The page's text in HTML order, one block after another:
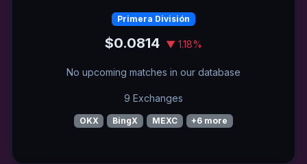
Primera División
$0.0814 ▼ 1.18%
No upcoming matches in our database
9 Exchanges
OKX BingX MEXC +6 more